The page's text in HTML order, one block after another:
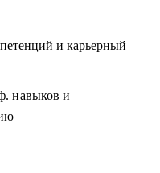
выйти на
до главбуха.
на одном
и карьерный
навыков и